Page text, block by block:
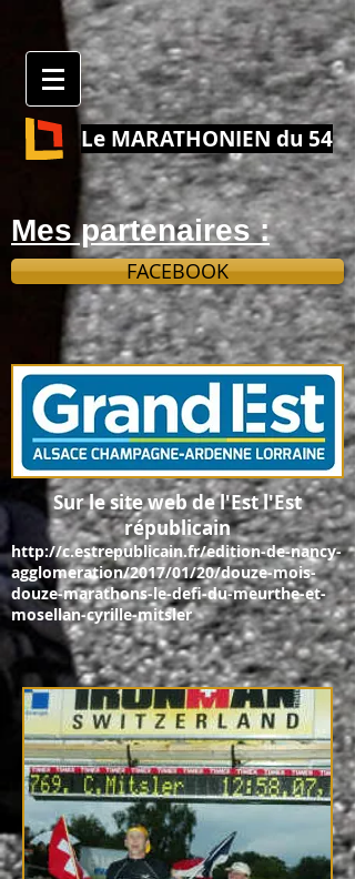
Le MARATHONIEN du 54
Mes partenaires :
FACEBOOK
Sur le site web de l'Est l'Est
républicain
http://c.estrepublicain.fr/edition-de-nancy-
agglomeration/2017/01/20/douze-mois-
douze-marathons-le-defi-du-meurthe-et-
mosellan-cyrille-mitsler